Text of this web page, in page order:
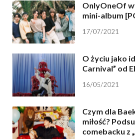
OnlyOneOf
mini-album
17/07/2021
O życiu jako
Carnival” od
16/05/2021
Czym dla
miłość?
comebacku z